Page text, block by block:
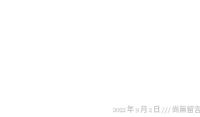
2022 年 9 月 2 日 尚無留言